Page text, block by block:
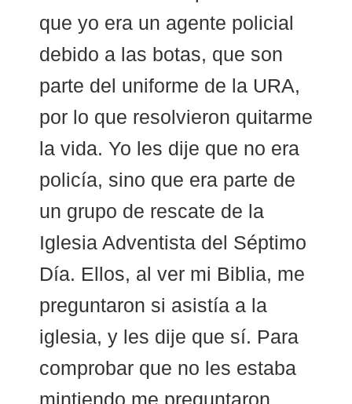
que yo era un agente policial
debido a las botas, que son
parte del uniforme de la URA,
por lo que resolvieron quitarme
la vida. Yo les dije que no era
policía, sino que era parte de
un grupo de rescate de la
Iglesia Adventista del Séptimo
Día. Ellos, al ver mi Biblia, me
preguntaron si asistía a la
iglesia, y les dije que sí. Para
comprobar que no les estaba
mintiendo me preguntaron